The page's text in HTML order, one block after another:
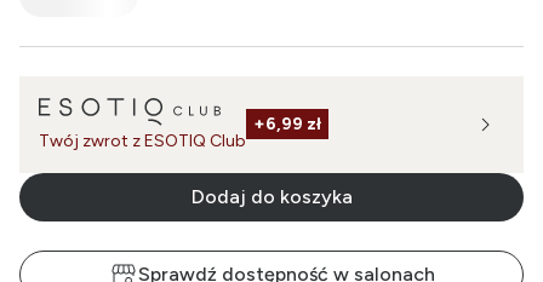
Twój zwrot z ESOTIQ Club
+6,99 zł
Dodaj do koszyka
Sprawdź dostępność w salonach